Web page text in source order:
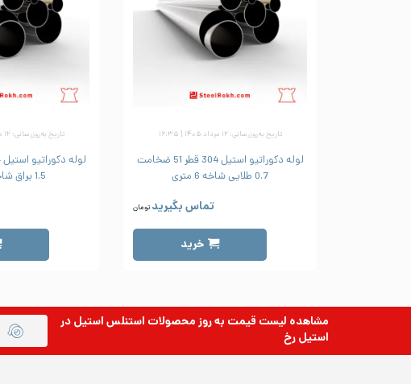
تاریخ به‌روزرسانی: ۱۲ مرداد ۱۴۰۵ | ۱۶:۳۵
لوله دکوراتیو استیل 304 قطر 51 ضخامت
0.7 طلایی شاخه 6 متری
تماس بگیرید تومان
خرید
تاریخ به‌روزرسانی: ۱۲ مرداد ۱۴۰۵ | ۱۶:۳۵
1.5 براق شاخه 6 متری
مشاهده لیست قیمت به روزمحصولات استنلس استیلدر
استیل رخ